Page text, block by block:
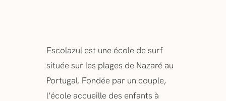
Escolazul est une école de surf
située sur les plages de Nazaré au
Portugal. Fondée par un couple,
l’école accueille des enfants à